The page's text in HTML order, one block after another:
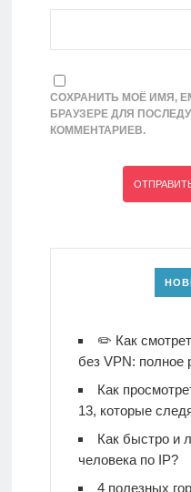
СОХРАНИТЬ МОЁ ИМЯ,
БРАУЗЕРЕ ДЛЯ
КОММЕНТАРИЕВ.
✏️ Как
без VPN: полное
Как
13, которые
Как быстро и
человека по IP?
4 полезных